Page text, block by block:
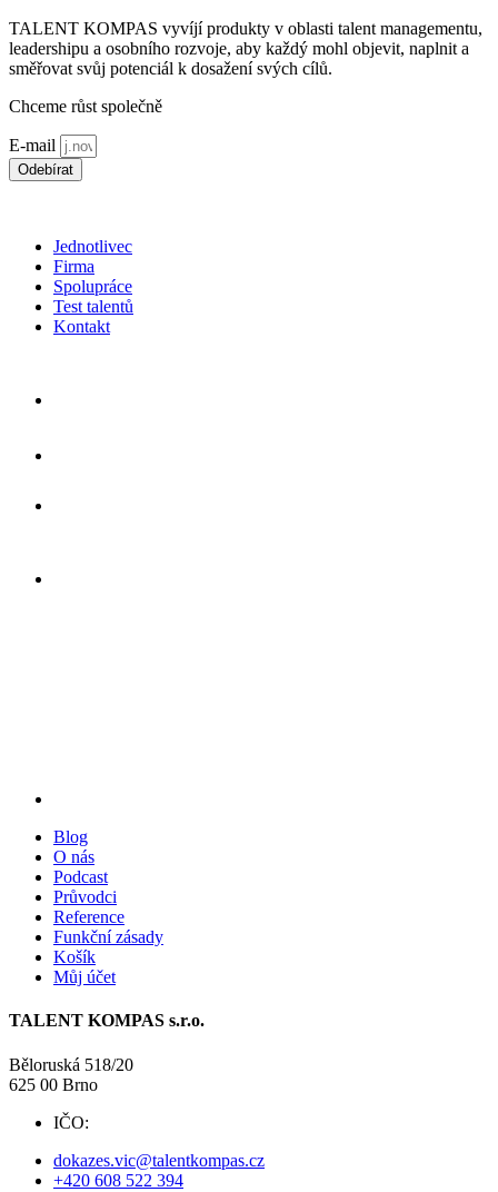
TALENT KOMPAS vyvíjí produkty v oblasti talent managementu,
leadershipu a osobního rozvoje, aby každý mohl objevit, naplnit a
směřovat svůj potenciál k dosažení svých cílů.
Chceme růst společně
E-mail
Odebírat
Jednotlivec
Firma
Spolupráce
Test talentů
Kontakt
Blog
O nás
Podcast
Průvodci
Reference
Funkční zásady
Košík
Můj účet
TALENT KOMPAS s.r.o.
Běloruská 518/20
625 00 Brno
IČO:
dokazes.vic@talentkompas.cz
+420 608 522 394